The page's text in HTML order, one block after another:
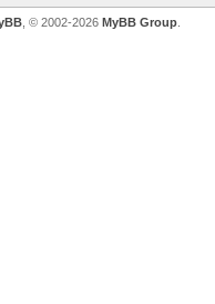
, © 2002-2026 MyBB Group